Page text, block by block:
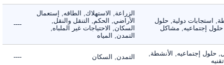
استجابات دولية, حلول
إجتماعيه, مشاكل
الزراعة, الاستهلاك, الطاقه, إستعمال
الأراضي, الحكم, التنقل والنقل,
السكان, الاحتياجات غير الملباه,
التمدن, المياه
----
إجتماعيه, الأنشطة,
التمدن, السكان ----